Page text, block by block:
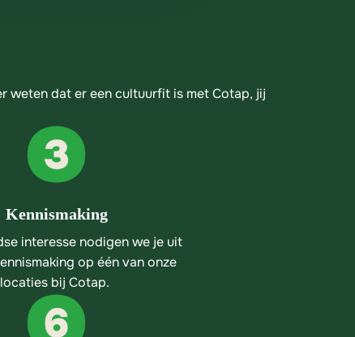
weten dat er een cultuurfit is met Cotap, jij
Kennismaking
interesse nodigen we je uit
op één van onze
locaties bij Cotap.